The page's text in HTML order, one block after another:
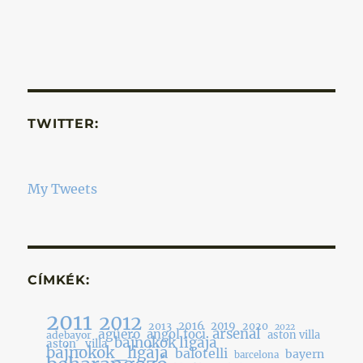
TWITTER:
My Tweets
CÍMKÉK:
2011 2012 2013 2016 2019 2020 2022
adebayor agüero angol foci arsenal aston villa
aston_villa bajnokok ligája
bajnokok_ligája balotelli barcelona bayern